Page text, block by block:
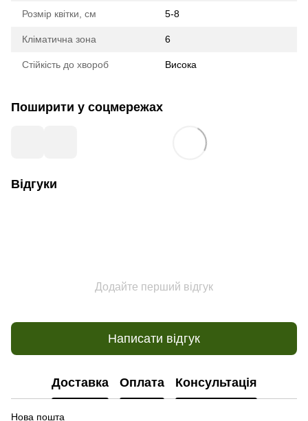
Розмір квітки, см 5-8
Кліматична зона 6
Стійкість до хвороб Висока
Поширити у соцмережах
Відгуки
Додайте перший відгук
Написати відгук
Доставка Оплата Консультація
Нова пошта